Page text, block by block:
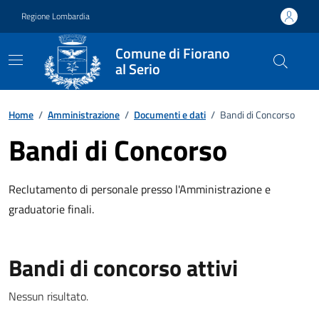
Regione Lombardia
Comune di Fiorano
al Serio
Home / Amministrazione / Documenti e dati / Bandi di Concorso
Bandi di Concorso
Reclutamento di personale presso l'Amministrazione e
graduatorie finali.
Bandi di concorso attivi
Nessun risultato.